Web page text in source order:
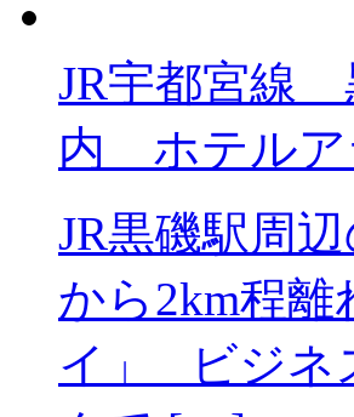
JR宇都宮
内 ホテルア
JR黒磯駅周
から2km程
イ」 ビジネ